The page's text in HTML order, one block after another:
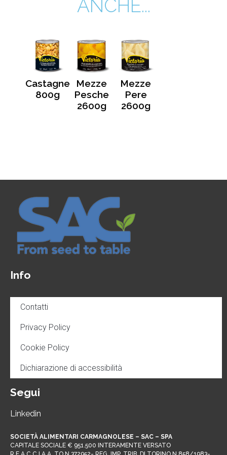
ANCHE...
Castagne
800g
Mezze
Pesche
2600g
Mezze
Pere
2600g
Info
Contatti
Privacy Policy
Cookie Policy
Dichiarazione di accessibilità
Segui
Linkedin
SOCIETÀ ALIMENTARI CARMAGNOLESE – SAC – SPA
CAPITALE SOCIALE € 951.500 INTERAMENTE VERSATO